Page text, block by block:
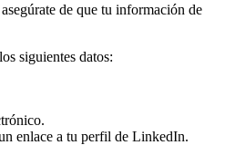
de que tu información de
siguientes datos:
enlace a tu perfil de LinkedIn.